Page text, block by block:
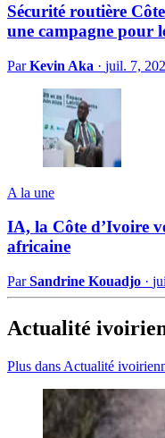
Sécurité routière
une campagne pour
ParKevin Aka · juil. 7,
A la une
IA, la Côte d’Ivoire
africaine
ParSandrine Kouadjo ·
Actualité
Plus dans Actualité